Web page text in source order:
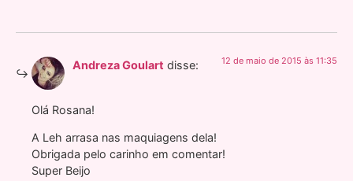
Andreza Goulart disse: 12 de maio de 2015 às 11:35
Olá Rosana!
A Leh arrasa nas maquiagens dela!
Obrigada pelo carinho em comentar!
Super Beijo